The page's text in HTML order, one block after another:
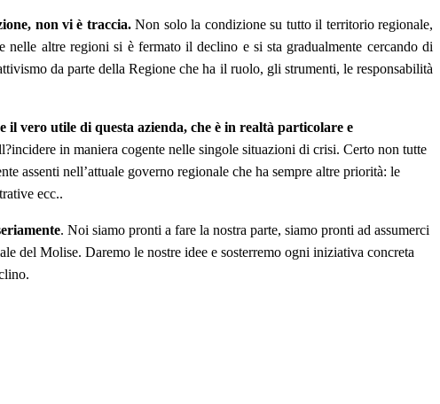
non vi è traccia.Non solo la condizione su tutto il territorio regionale,
nelle altre regioni si è fermato il declino e si sta gradualmente cercando di
da parte della Regione che ha il ruolo, gli strumenti, le responsabilità
il vero utile di questa azienda, che è in realtà particolare e
in maniera cogente nelle singole situazioni di crisi. Certo non tutte
assenti nell’attuale governo regionale che ha sempre altre priorità: le
ecc..
. Noi siamo pronti a fare la nostra parte, siamo pronti ad assumerci
del Molise. Daremo le nostre idee e sosterremo ogni iniziativa concreta